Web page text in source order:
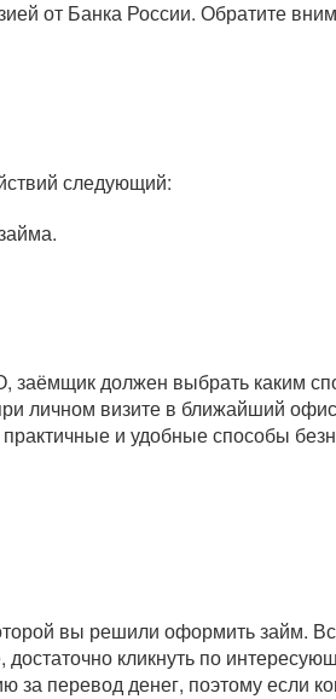
от Банка России. Обратите
следующий:
заёмщик должен выбрать каким
личном визите в ближайший
и удобные способы
вы решили оформить займ.
кликнуть по
за перевод денег, поэтому если